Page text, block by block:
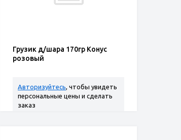
Грузик д/шара 170гр Конус
розовый
Авторизуйтесь, чтобы увидеть
персональные цены и сделать
заказ